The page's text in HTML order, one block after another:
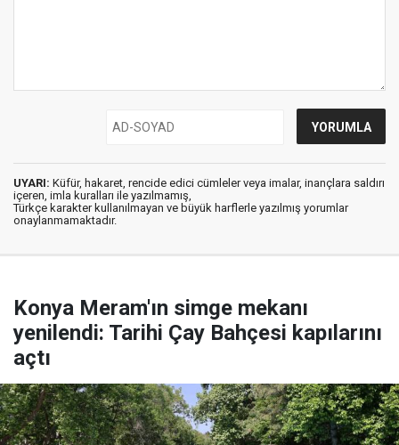
UYARI: Küfür, hakaret, rencide edici cümleler veya imalar, inançlara saldırı
içeren, imla kuralları ile yazılmamış,
Türkçe karakter kullanılmayan ve büyük harflerle yazılmış yorumlar
onaylanmamaktadır.
Konya Meram'ın simge mekanı
yenilendi: Tarihi Çay Bahçesi kapılarını
açtı